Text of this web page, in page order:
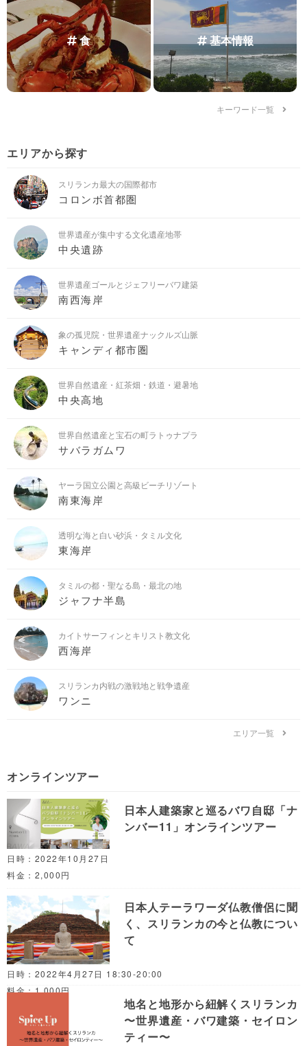
食 基本情報
キーワード一覧
エリアから探す
スリランカ最大の国際都市
コロンボ首都圏
世界遺産が集中する文化遺産地帯
中央遺跡
世界遺産ゴールとジェフリーバワ建築
南西海岸
象の孤児院・世界遺産ナックルズ山脈
キャンディ都市圏
世界自然遺産・紅茶畑・鉄道・避暑地
中央高地
世界自然遺産と宝石の町ラトゥナプラ
サバラガムワ
ヤーラ国立公園と高級ビーチリゾート
南東海岸
透明な海と白い砂浜・タミル文化
東海岸
タミルの都・聖なる島・最北の地
ジャフナ半島
カイトサーフィンとキリスト教文化
西海岸
スリランカ内戦の激戦地と戦争遺産
ワンニ
エリア一覧
オンラインツアー
日本人建築家と巡るバワ自邸「ナ
ンバー11」オンラインツアー
日時：2022年10月27日
料金：2,000円
日本人テーラワーダ仏教僧侶に聞
く、スリランカの今と仏教につい
て
日時：2022年4月27日 18:30-20:00
料金：1,000円
地名と地形から紐解くスリランカ
〜世界遺産・バワ建築・セイロン
ティー〜